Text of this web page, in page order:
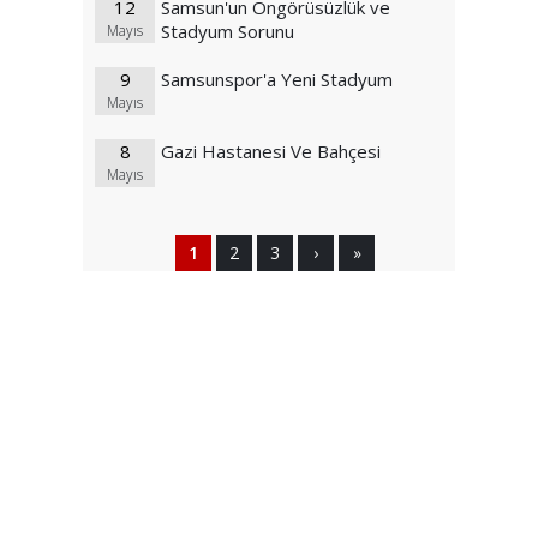
12
Mayıs
Samsun'un Öngörüsüzlük ve
Stadyum Sorunu
9
Mayıs
Samsunspor'a Yeni Stadyum
8
Mayıs
Gazi Hastanesi Ve Bahçesi
1 2 3 › »